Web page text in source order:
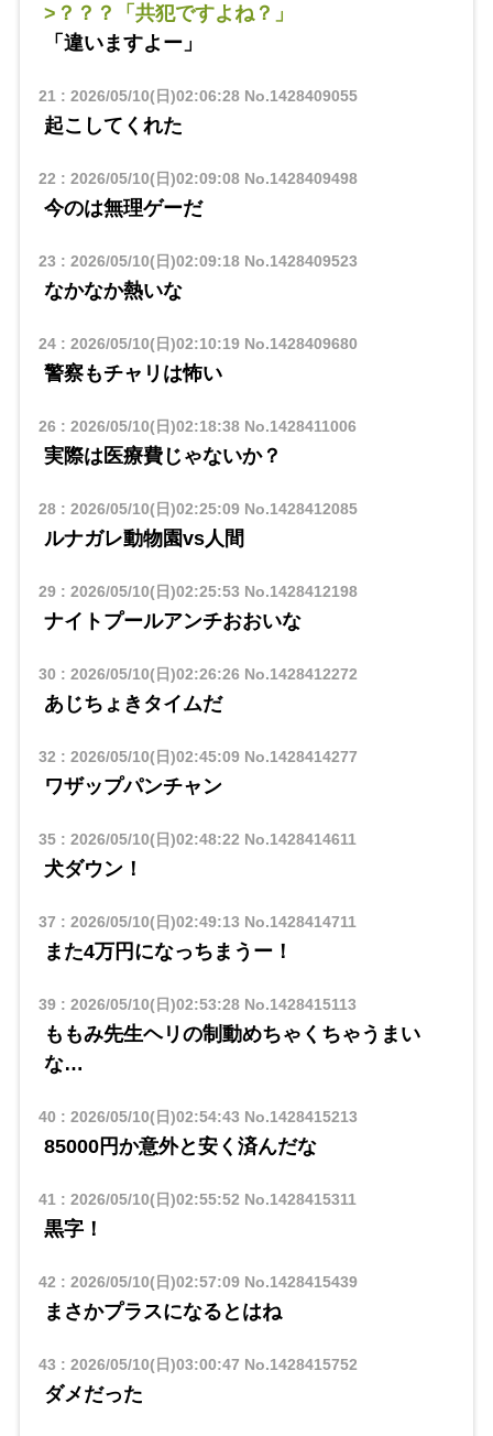
>？？？「共犯ですよね？」
「違いますよー」
21: 2026/05/10(日)02:06:28No.1428409055
起こしてくれた
22 : 2026/05/10(日)02:09:08No.1428409498
今のは無理ゲーだ
23 : 2026/05/10(日)02:09:18No.1428409523
なかなか熱いな
24: 2026/05/10(日)02:10:19No.1428409680
警察もチャリは怖い
26 : 2026/05/10(日)02:18:38No.1428411006
実際は医療費じゃないか？
28: 2026/05/10(日)02:25:09No.1428412085
ルナガレ動物園vs人間
29: 2026/05/10(日)02:25:53 No.1428412198
ナイトプールアンチおおいな
30 : 2026/05/10(日)02:26:26 No.1428412272
あじちょきタイムだ
32 : 2026/05/10(日)02:45:09No.1428414277
ワザップパンチャン
35: 2026/05/10(日)02:48:22 No.1428414611
犬ダウン！
37 : 2026/05/10(日)02:49:13 No.1428414711
また4万円になっちまうー！
39: 2026/05/10(日)02:53:28No.1428415113
ももみ先生ヘリの制動めちゃくちゃうまい
な…
40 : 2026/05/10(日)02:54:43 No.1428415213
85000円か意外と安く済んだな
41: 2026/05/10(日)02:55:52 No.1428415311
黒字！
42 : 2026/05/10(日)02:57:09No.1428415439
まさかプラスになるとはね
43 : 2026/05/10(日)03:00:47 No.1428415752
ダメだった